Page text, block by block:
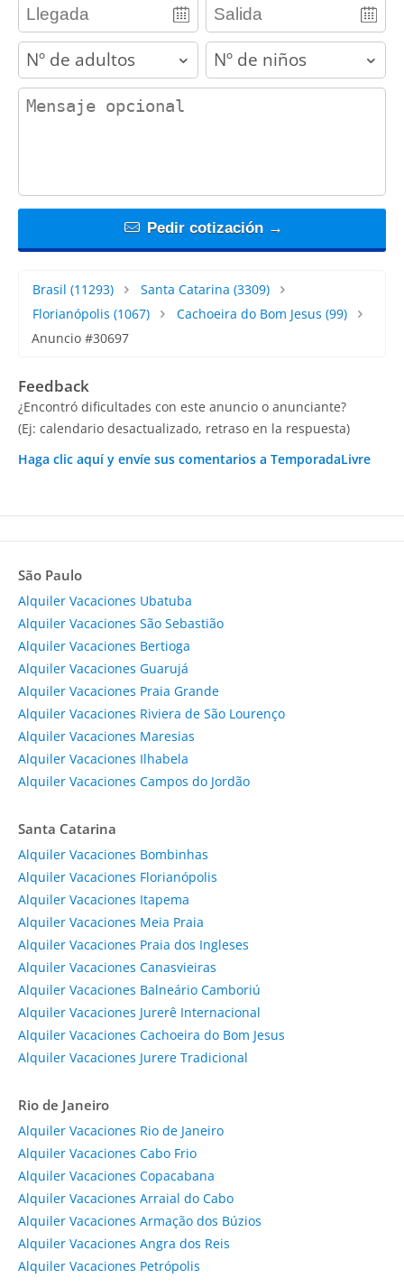
adults children
contact_message
Pedir cotización →
Brasil (11293) Santa Catarina (3309)
Florianópolis (1067) Cachoeira do Bom Jesus (99)
Anuncio #30697
Feedback
¿Encontró dificultades con este anuncio o anunciante?
(Ej: calendario desactualizado, retraso en la respuesta)
Haga clic aquí y envíe sus comentarios a TemporadaLivre
São Paulo
Alquiler Vacaciones Ubatuba
Alquiler Vacaciones São Sebastião
Alquiler Vacaciones Bertioga
Alquiler Vacaciones Guarujá
Alquiler Vacaciones Praia Grande
Alquiler Vacaciones Riviera de São Lourenço
Alquiler Vacaciones Maresias
Alquiler Vacaciones Ilhabela
Alquiler Vacaciones Campos do Jordão
Santa Catarina
Alquiler Vacaciones Bombinhas
Alquiler Vacaciones Florianópolis
Alquiler Vacaciones Itapema
Alquiler Vacaciones Meia Praia
Alquiler Vacaciones Praia dos Ingleses
Alquiler Vacaciones Canasvieiras
Alquiler Vacaciones Balneário Camboriú
Alquiler Vacaciones Jurerê Internacional
Alquiler Vacaciones Cachoeira do Bom Jesus
Alquiler Vacaciones Jurere Tradicional
Rio de Janeiro
Alquiler Vacaciones Rio de Janeiro
Alquiler Vacaciones Cabo Frio
Alquiler Vacaciones Copacabana
Alquiler Vacaciones Arraial do Cabo
Alquiler Vacaciones Armação dos Búzios
Alquiler Vacaciones Angra dos Reis
Alquiler Vacaciones Petrópolis